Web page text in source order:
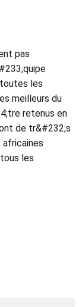
pas
les
meilleurs du
retenus en
de tr&#232;s
africaines
les